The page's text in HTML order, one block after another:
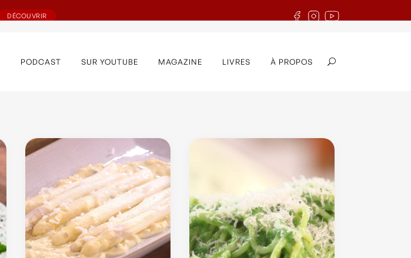
DÉCOUVRIR
PODCAST SUR YOUTUBE MAGAZINE LIVRES À PROPOS